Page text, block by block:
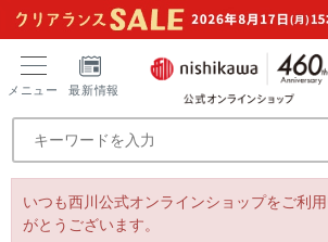
メニュー 最新情報
いつも西川公式オンラインショップをご利
がとうございます。